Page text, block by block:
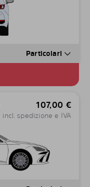
Particolari
107,00 €
incl. spedizione e IVA